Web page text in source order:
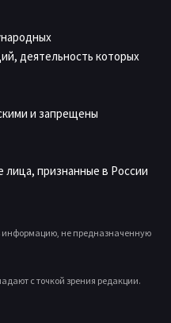
деятельность которых
и запрещены
лица, признанные в России
информацию, не предназначенную
с точкой зрения редакции.